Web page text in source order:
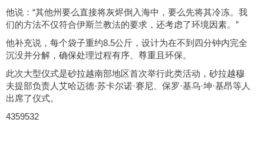
他说：“其他州要么直接将灰烬倒入海中，要么先将其冷冻。我
们的方法不仅符合伊斯兰教法的要求，还考虑了环境因素。”
他补充说，每个袋子重约8.5公斤，设计为在不到四分钟内完全
沉没并分解，确保处理过程有序、尊重且环保。
此次大型仪式是砂拉越南部地区首次举行此类活动，砂拉越穆
夫提部负责人艾哈迈德·苏卡尔诺·赛尼、保罗·基乌·坤·基昂等人
出席了仪式。
4359532